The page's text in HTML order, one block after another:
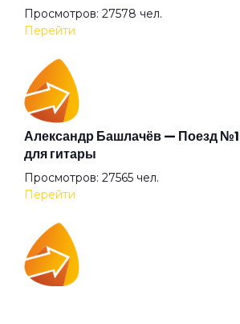
На пути к любви
Находящая утешение в самоубийствах
Начало дня
Не предел
Некорректная конкретность
Просмотров: 27578 чел.
Перейти
Александр Башлачёв — Поезд
для гитары
Просмотров: 27565 чел.
Перейти